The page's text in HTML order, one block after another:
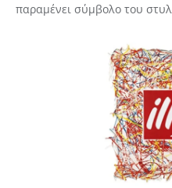
παραμένει σύμβολο του